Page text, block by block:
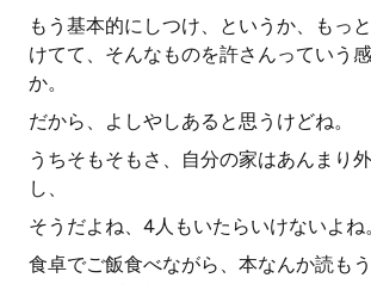
もう基本的にしつけ、というか、もっ
けてて、そんなものを許さんっていう
か。
だから、よしやしあると思うけどね。
うちそもそもさ、自分の家はあんまり
し、
そうだよね、4人もいたらいけないよね
食卓でご飯食べながら、本なんか読も